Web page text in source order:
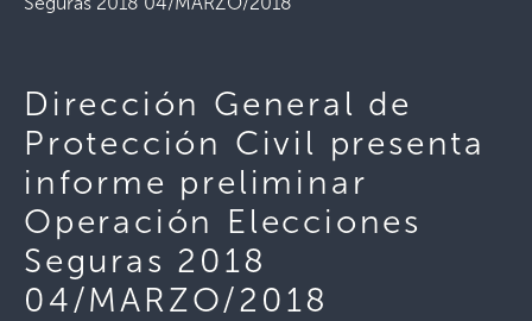
Dirección General de
Protección Civil presenta
informe preliminar
Operación Elecciones
Seguras 2018
04/MARZO/2018